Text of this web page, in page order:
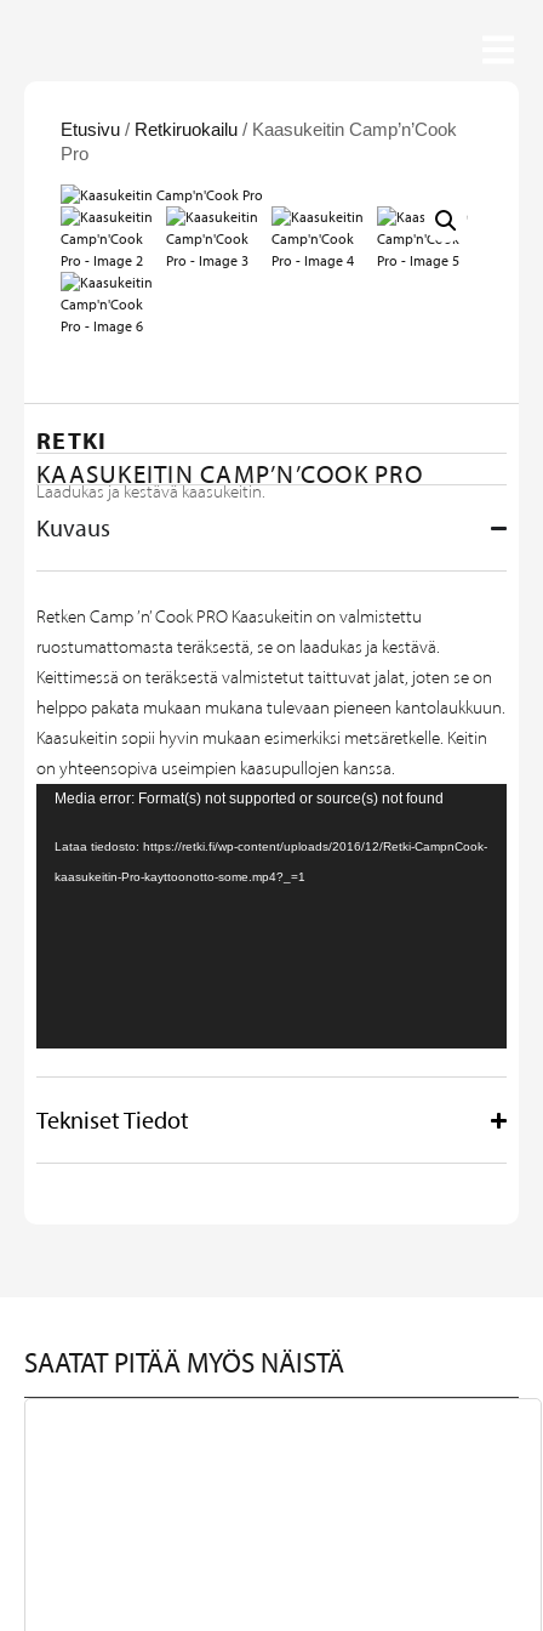
Etusivu / Retkiruokailu / Kaasukeitin Camp’n’Cook
Pro
RETKI
KAASUKEITIN CAMP’N’COOK PRO
Laadukas ja kestävä kaasukeitin.
Kuvaus
Retken Camp ’n’ Cook PRO Kaasukeitin on valmistettu
ruostumattomasta teräksestä, se on laadukas ja kestävä.
Keittimessä on teräksestä valmistetut taittuvat jalat, joten se on
helppo pakata mukaan mukana tulevaan pieneen kantolaukkuun.
Kaasukeitin sopii hyvin mukaan esimerkiksi metsäretkelle. Keitin
on yhteensopiva useimpien kaasupullojen kanssa.
Videotoistin
Media error: Format(s) not supported or source(s) not found
Lataa tiedosto: https://retki.fi/wp-content/uploads/2016/12/Retki-CampnCook-
kaasukeitin-Pro-kayttoonotto-some.mp4?_=1
Tekniset Tiedot
SAATAT PITÄÄ MYÖS NÄISTÄ